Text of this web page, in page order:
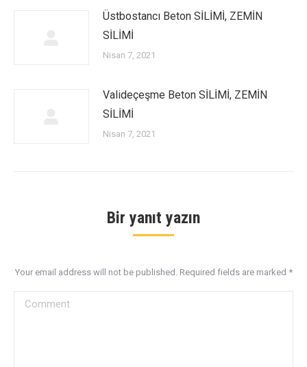
Üstbostancı Beton SİLİMİ, ZEMİN
SİLİMİ
Nisan 7, 2021
Valideçeşme Beton SİLİMİ, ZEMİN
SİLİMİ
Nisan 7, 2021
Bir yanıt yazın
Your email address will not be published. Required fields are marked *
Comment